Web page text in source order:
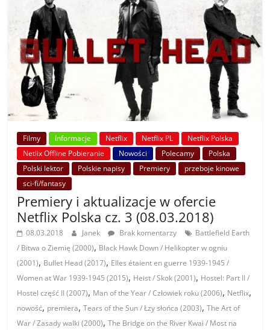
Filmy Informacje Netflix Netflix PL
Netflix Polska
Netlix Offline Pobieranie
Nowości Polecamy
Polska
Polski lektor
Polskie napisy Premiery
przeboje kinowe
sci-fi/fantasy
Premiery i aktualizacje w ofercie
Netflix Polska cz. 3 (08.03.2018)
08.03.2018 Janek Brak komentarzy
Battlefield Earth
/ Bitwa o Ziemię (2000), Black Hawk Down / Helikopter w ogniu
(2001), Bullet Head (2017), Elles étaient en guerre 1939-1945 /
Women at War 1939-1945 (2015), Heist / Skok (2001), Hostel: Part II /
Hostel część II (2007), Man of the Year / Człowiek roku (2006), Netflix,
nowość, premiera,Tears of the Sun / Łzy słońca (2003),The Art of
War / Zasady walki (2000),The Bridge on the River Kwai / Most na